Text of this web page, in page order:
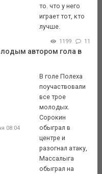
то. что у него
играет тот, кто
лучше.
1199 11
автором гола в
08:04
В голе Полеха
поучаствовали
все трое
молодых.
Сорокин
обыграл в
центре и
разогнал атаку,
Массалыга
обыграл на